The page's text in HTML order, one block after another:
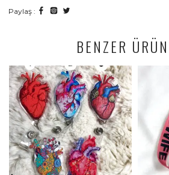
Paylaş :
BENZER